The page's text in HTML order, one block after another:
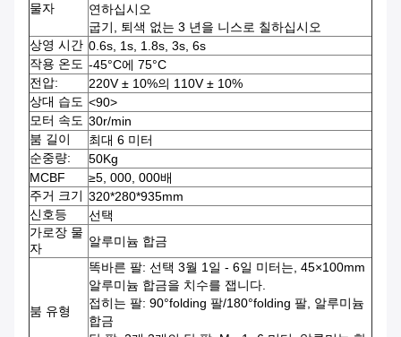
물자
연하십시오
굽기, 퇴색 없는 3 년을 니스로 칠하십시오
상영 시간 0.6s, 1s, 1.8s, 3s, 6s
작용 온도 -45°C에 75°C
전압:
220V ± 10%의 110V ± 10%
상대 습도 <90>
모터 속도 30r/min
붐 길이
최대 6 미터
순중량:
50Kg
MCBF
≥5, 000, 000배
주거 크기 320*280*935mm
신호등
선택
가로장 물
자
알루미늄 합금
붐 유형
똑바른 팔: 선택 3월 1일 - 6일 미터는, 45×100mm
알루미늄 합금을 치수를 잽니다.
접히는 팔: 90°folding 팔/180°folding 팔, 알루미늄
합금